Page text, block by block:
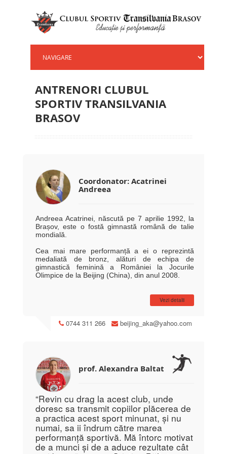
ANTRENORI CLUBUL
SPORTIV TRANSILVANIA
BRASOV
Coordonator: Acatrinei
Andreea
Andreea Acatrinei, născută pe 7 aprilie 1992, la
Brașov, este o fostă gimnastă română de talie
mondială.
Cea mai mare performanță a ei o reprezintă
medaliată de bronz, alături de echipa de
gimnastică feminină a României la Jocurile
Olimpice de la Beijing (China), din anul 2008.
masterandă la Facultatea de Educație Fizică și
Sporturi Montane din cadrul Universității
al Andreei mai fac parte:
Campionatul National Maestri
2008 - Locul al- III –lea individual compus la
Open Romania
2008 - Locul I – Cu echipa la Internationalele din
Marea Britanie
2008 - Locul al – III- lea la sol – Internationalele
din Marea Britanie
2008 - Locul I – Cu echipa la Internationalele din
Italia
2008 - Locul I – Cu echipa la Internationalele din
Franta
2007 - Locul I – la barna – Internationalele din
Vezi detalii
0744 311 266 beijing_aka@yahoo.com
prof. Alexandra Baltat
“Revin cu drag la acest club, unde
doresc sa transmit copiilor plăcerea de
a practica acest sport minunat, și nu
numai, sa ii îndrum către marea
performanță sportivă. Mă întorc motivat
de a munci și de a aduce rezultate cât